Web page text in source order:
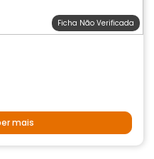
Ficha Não Verificada
mais